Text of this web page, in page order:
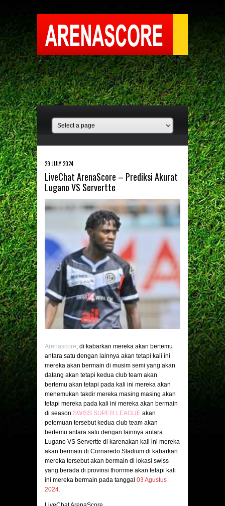
29 JULY 2024
LiveChat ArenaScore – Prediksi Akurat
Lugano VS Servertte
Arenascore, di kabarkan mereka akan bertemu
antara satu dengan lainnya akan tetapi kali ini
mereka akan bermain di musim semi yang akan
datang akan tetapi kedua club team akan
bertemu akan tetapi pada kali ini mereka akan
menemukan takdir mereka masing masing akan
tetapi mereka pada kali ini mereka akan bermain
di season SWISS SUPER LEAGUE akan
petemuan tersebut kedua club team akan
bertemu antara satu dengan lainnya antara
Lugano VS Servertte di karenakan kali ini mereka
akan bermain di Cornaredo Stadium di kabarkan
mereka tersebut akan bermain di lokasi swiss
yang berada di provinsi thornme akan tetapi kali
ini mereka bermain pada tanggal 03 Agustus
2024.